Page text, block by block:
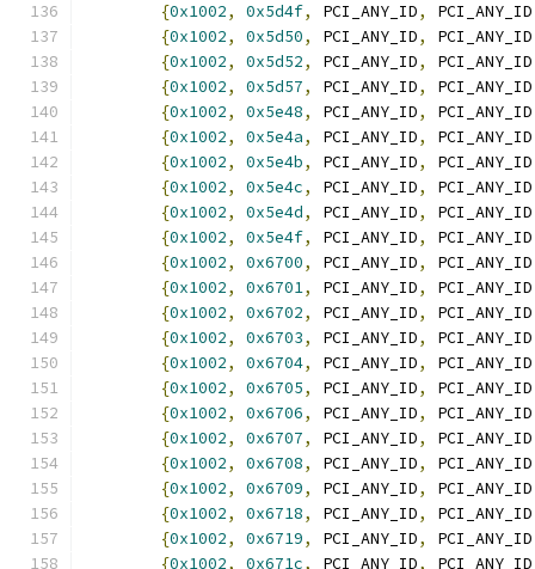
{0x1002, 0x5d4f, PCI_ANY_ID, PCI_ANY_ID
{0x1002, 0x5d50, PCI_ANY_ID, PCI_ANY_ID
{0x1002, 0x5d52, PCI_ANY_ID, PCI_ANY_ID
{0x1002, 0x5d57, PCI_ANY_ID, PCI_ANY_ID
{0x1002, 0x5e48, PCI_ANY_ID, PCI_ANY_ID
{0x1002, 0x5e4a, PCI_ANY_ID, PCI_ANY_ID
{0x1002, 0x5e4b, PCI_ANY_ID, PCI_ANY_ID
{0x1002, 0x5e4c, PCI_ANY_ID, PCI_ANY_ID
{0x1002, 0x5e4d, PCI_ANY_ID, PCI_ANY_ID
{0x1002, 0x5e4f, PCI_ANY_ID, PCI_ANY_ID
{0x1002, 0x6700, PCI_ANY_ID, PCI_ANY_ID
{0x1002, 0x6701, PCI_ANY_ID, PCI_ANY_ID
{0x1002, 0x6702, PCI_ANY_ID, PCI_ANY_ID
{0x1002, 0x6703, PCI_ANY_ID, PCI_ANY_ID
{0x1002, 0x6704, PCI_ANY_ID, PCI_ANY_ID
{0x1002, 0x6705, PCI_ANY_ID, PCI_ANY_ID
{0x1002, 0x6706, PCI_ANY_ID, PCI_ANY_ID
{0x1002, 0x6707, PCI_ANY_ID, PCI_ANY_ID
{0x1002, 0x6708, PCI_ANY_ID, PCI_ANY_ID
{0x1002, 0x6709, PCI_ANY_ID, PCI_ANY_ID
{0x1002, 0x6718, PCI_ANY_ID, PCI_ANY_ID
{0x1002, 0x6719, PCI_ANY_ID, PCI_ANY_ID
{0x1002, 0x671c, PCI_ANY_ID, PCI_ANY_ID